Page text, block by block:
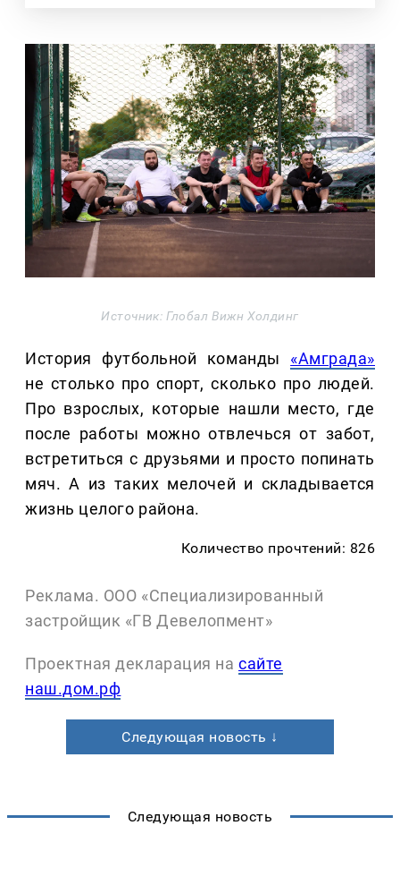
Источник: Глобал Вижн Холдинг
История футбольной команды «Амграда»
не столько про спорт, сколько про людей.
Про взрослых, которые нашли место, где
после работы можно отвлечься от забот,
встретиться с друзьями и просто попинать
мяч. А из таких мелочей и складывается
жизнь целого района.
Количество прочтений: 826
Реклама. ООО «Специализированный
застройщик «ГВ Девелопмент»
Проектная декларация на сайте
наш.дом.рф
Следующая новость ↓
Следующая новость